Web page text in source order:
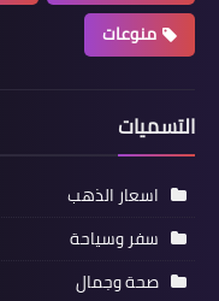
منوعات
التسميات
اسعار الذهب
سفر وسياحة
صحة وجمال